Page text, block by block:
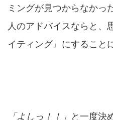
ミングが見つからなかっ
人のアドバイスならと、
イティング』にすること
「よしっ！！」 と一度決